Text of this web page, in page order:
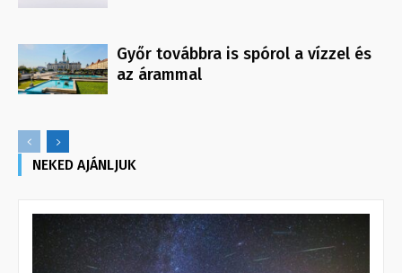
Győr továbbra is spórol a vízzel és
az árammal
NEKED AJÁNLJUK